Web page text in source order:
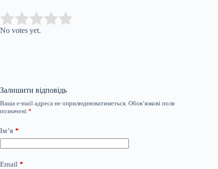
Rate this item:
No votes yet.
Залишити відповідь
Ваша e-mail адреса не оприлюднюватиметься. Обов’язкові поля
позначені *
Ім’я *
Email *